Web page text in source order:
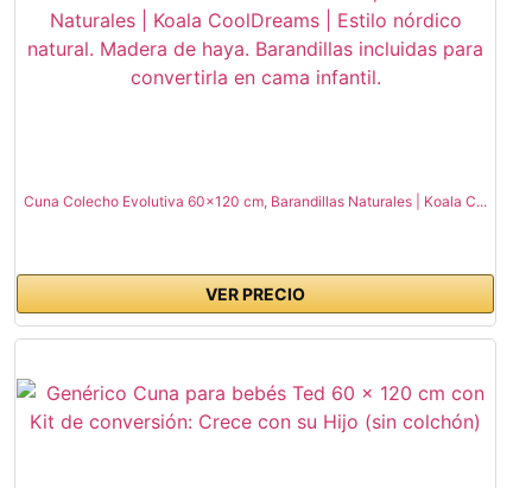
Cuna Colecho Evolutiva 60x120 cm, Barandillas Naturales | Koala C...
VER PRECIO